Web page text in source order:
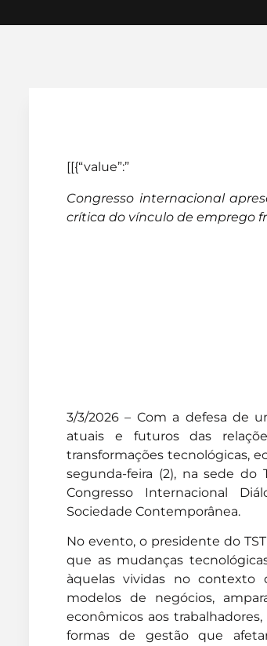
[[{“value”:”
Congresso internacional
crítica do vínculo de emprego
3/3/2026 – Com a defesa de
atuais e futuros das
transformações tecnológicas,
segunda-feira (2), na sede do
Congresso Internacional
Sociedade Contemporânea.
No evento, o presidente do
que as mudanças
àquelas vividas no contexto
modelos de negócios,
econômicos aos
formas de gestão que